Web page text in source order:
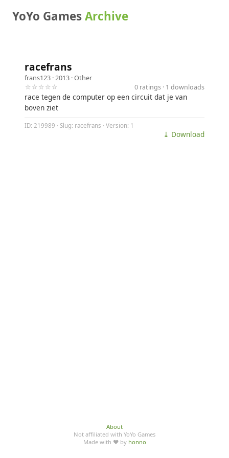
YoYo GamesArchive
racefrans
frans123 · 2013 ·Other
☆☆☆☆☆
0 ratings · 1 downloads
race tegen de computer op een circuit dat je van
boven ziet
ID: 219989 · Slug: racefrans · Version: 1
⤓ Download
About
Not affiliated with YoYo Games
Made with ♥ by honno